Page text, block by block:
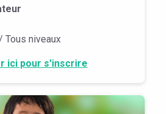
Tous niveaux
ici pour s'inscrire